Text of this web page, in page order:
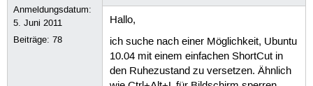
Anmeldungsdatum:
5. Juni 2011
Beiträge:78
Hallo,
ich suche nach einer Möglichkeit, Ubuntu
10.04 mit einem einfachen ShortCut in
den Ruhezustand zu versetzen. Ähnlich